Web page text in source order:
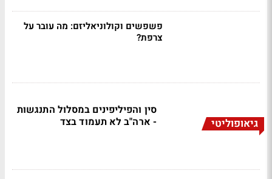
פשפשים וקולוניאליזם: מה עובר על
צרפת?
גיאופוליטי
סין והפיליפינים במסלול התנגשות
- ארה"ב לא תעמוד בצד